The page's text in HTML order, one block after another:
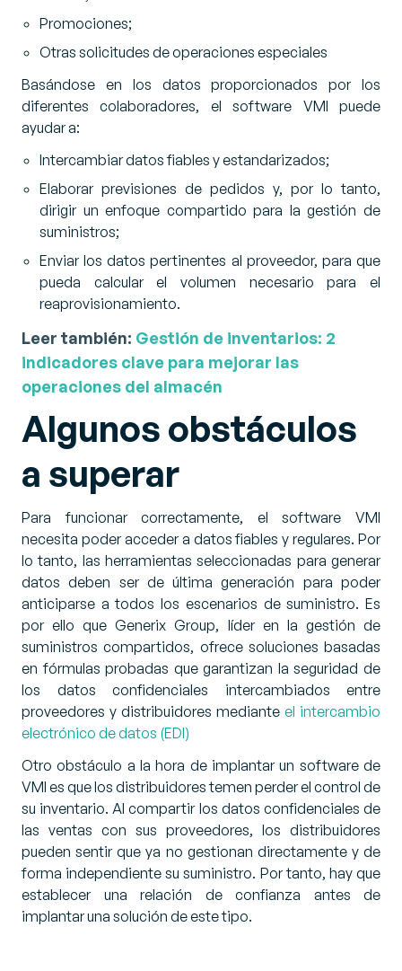
Promociones;
Otras solicitudes de operaciones especiales
Basándose en los datos proporcionados por los
diferentes colaboradores, el software VMI puede
ayudar a:
Intercambiar datos fiables y estandarizados;
Elaborar previsiones de pedidos y, por lo tanto,
dirigir un enfoque compartido para la gestión de
suministros;
Enviar los datos pertinentes al proveedor, para que
pueda calcular el volumen necesario para el
reaprovisionamiento.
Leer también: Gestión de inventarios: 2
indicadores clave para mejorar las
operaciones del almacén
Algunos obstáculos
a superar
Para funcionar correctamente, el software VMI
necesita poder acceder a datos fiables y regulares. Por
lo tanto, las herramientas seleccionadas para generar
datos deben ser de última generación para poder
anticiparse a todos los escenarios de suministro. Es
por ello que Generix Group, líder en la gestión de
suministros compartidos, ofrece soluciones basadas
en fórmulas probadas que garantizan la seguridad de
los datos confidenciales intercambiados entre
proveedores y distribuidores mediante el intercambio
electrónico de datos (EDI)
Otro obstáculo a la hora de implantar un software de
VMI es que los distribuidores temen perder el control de
su inventario. Al compartir los datos confidenciales de
las ventas con sus proveedores, los distribuidores
pueden sentir que ya no gestionan directamente y de
forma independiente su suministro. Por tanto, hay que
establecer una relación de confianza antes de
implantar una solución de este tipo.